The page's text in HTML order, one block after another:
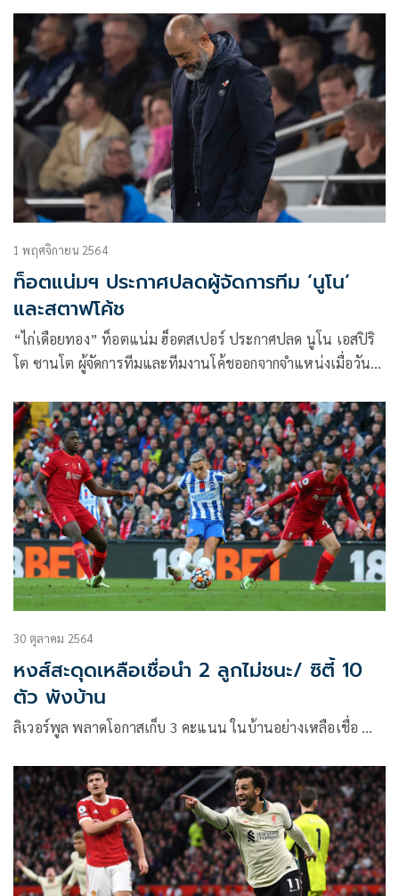
1 พฤศจิกายน 2564
ท็อตแน่มฯ ประกาศปลดผู้จัดการทีม ‘นูโน’
และสตาฟโค้ช
“ไก่เดือยทอง” ท็อตแน่ม ฮ็อตสเปอร์ ประกาศปลด นูโน เอสปิริ
โต ซานโต ผู้จัดการทีมและทีมงานโค้ชออกจากจำแหน่งเมื่อวันที่
30 ตุลาคม 2564
หงส์สะดุดเหลือเชื่อนำ 2 ลูกไม่ชนะ/ ซิตี้ 10
ตัว พังบ้าน
ลิเวอร์พูล พลาดโอกาสเก็บ 3 คะแนน ในบ้านอย่างเหลือเชื่อ …